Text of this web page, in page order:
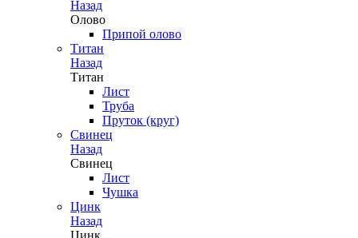
Назад
Олово
Припой олово
Титан
Назад
Титан
Лист
Труба
Пруток (круг)
Свинец
Назад
Свинец
Лист
Чушка
Цинк
Назад
Цинк